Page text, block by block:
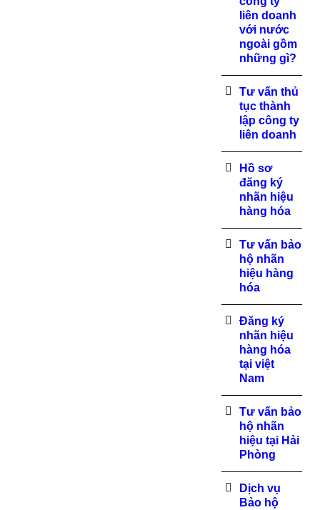
liên doanh
với nước
ngoài gồm
những gì?
Tư vấn thủ
tục thành
lập công ty
liên doanh
Hồ sơ
đăng ký
nhãn hiệu
hàng hóa
Tư vấn bảo
hộ nhãn
hiệu hàng
hóa
Đăng ký
nhãn hiệu
hàng hóa
tại việt
Nam
Tư vấn bảo
hộ nhãn
hiệu tại Hải
Phòng
Dịch vụ
Bảo hộ